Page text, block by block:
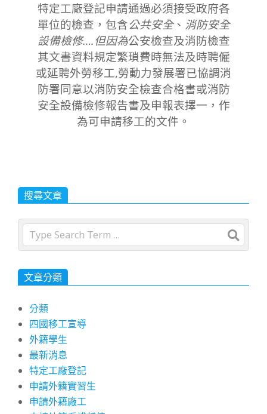
特定工廠登記申請通過必須接受政府各
單位的檢查，包含公共安全、 消防安全
設備檢修….但因為公安檢查及消防檢查
其文書資料規定繁瑣費時無法及時聘僱
或延聘外勞移工,勞動力發展署已協調消
防署同意以消防安全檢查合格書或消防
安全設備檢修報告書及申報表擇一，作
為可申請移工的文件。
搜尋文章
Search
文章分類
分類
四國移工宣導
外籍學生
最新消息
特定工廠登記
申請外籍實習生
申請外籍廠工